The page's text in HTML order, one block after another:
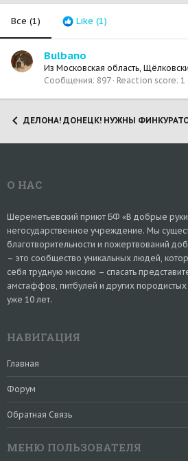
Все (1) Like (1)
Bulbano
Из Московская область,
Сообщения 897 Reaction score 1
ДЕЛОНА! ДОНЕЦК! НУЖНЫ
О НАС
Шереметьевский приют БФ «В добрые
негосударственное учреждение. Мы
благотворительности и пожертвований
– это сообщество уникальных людей,
себя трудную миссию – спасать
амстаффов, питбулей и других
уже 10 лет.
НАВИГАЦИЯ
Главная
Форум
Обратная Связь
МЕНЮ ПОЛЬЗОВАТЕЛЯ